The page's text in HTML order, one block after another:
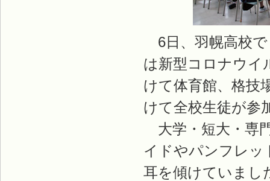
6日、羽幌高校で
は新型コロナウイ
けて体育館、格技
けて全校生徒が参
大学・短大・専
イドやパンフレッ
耳を傾けていまし